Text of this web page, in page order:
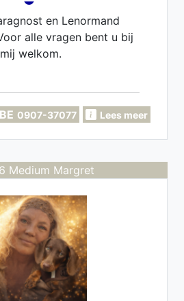
en Lenormand
alle vragen bent u bij
mij welkom.
BE 0907-37077 Lees meer
Medium Margret